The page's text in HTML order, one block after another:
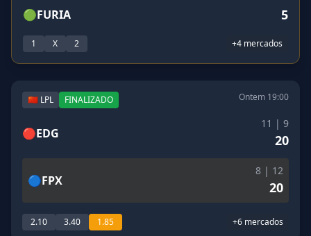
🟢FURIA 5
1 X 2 +4 mercados
🇨🇳 LPL FINALIZADO Ontem 19:00
🔴EDG
11 | 9
20
🔵FPX
8 | 12
20
2.10 3.40 1.85 +6 mercados